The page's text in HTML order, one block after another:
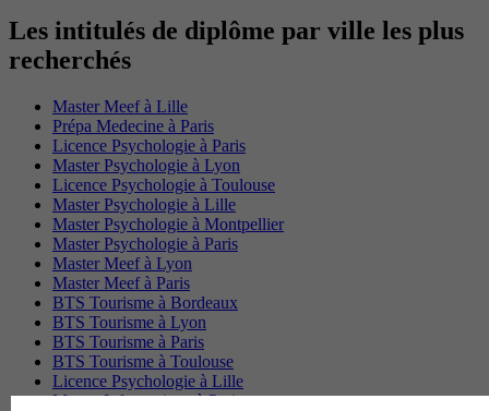
Les intitulés de diplôme par ville les plus
recherchés
Master Meef à Lille
Prépa Medecine à Paris
Licence Psychologie à Paris
Master Psychologie à Lyon
Licence Psychologie à Toulouse
Master Psychologie à Lille
Master Psychologie à Montpellier
Master Psychologie à Paris
Master Meef à Lyon
Master Meef à Paris
BTS Tourisme à Bordeaux
BTS Tourisme à Lyon
BTS Tourisme à Paris
BTS Tourisme à Toulouse
Licence Psychologie à Lille
Master Informatique à Paris